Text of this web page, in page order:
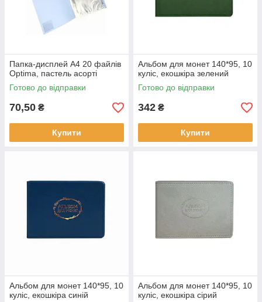
Папка-дисплей А4 20 файлів
Optima, пастель асорті
Готово до відправки
70,50 ₴
Купити
Альбом для монет 140*95, 10
куліс, екошкіра зелений
Готово до відправки
342 ₴
Купити
Альбом для монет 140*95, 10
куліс, екошкіра синій
Альбом для монет 140*95, 10
куліс, екошкіра сірий